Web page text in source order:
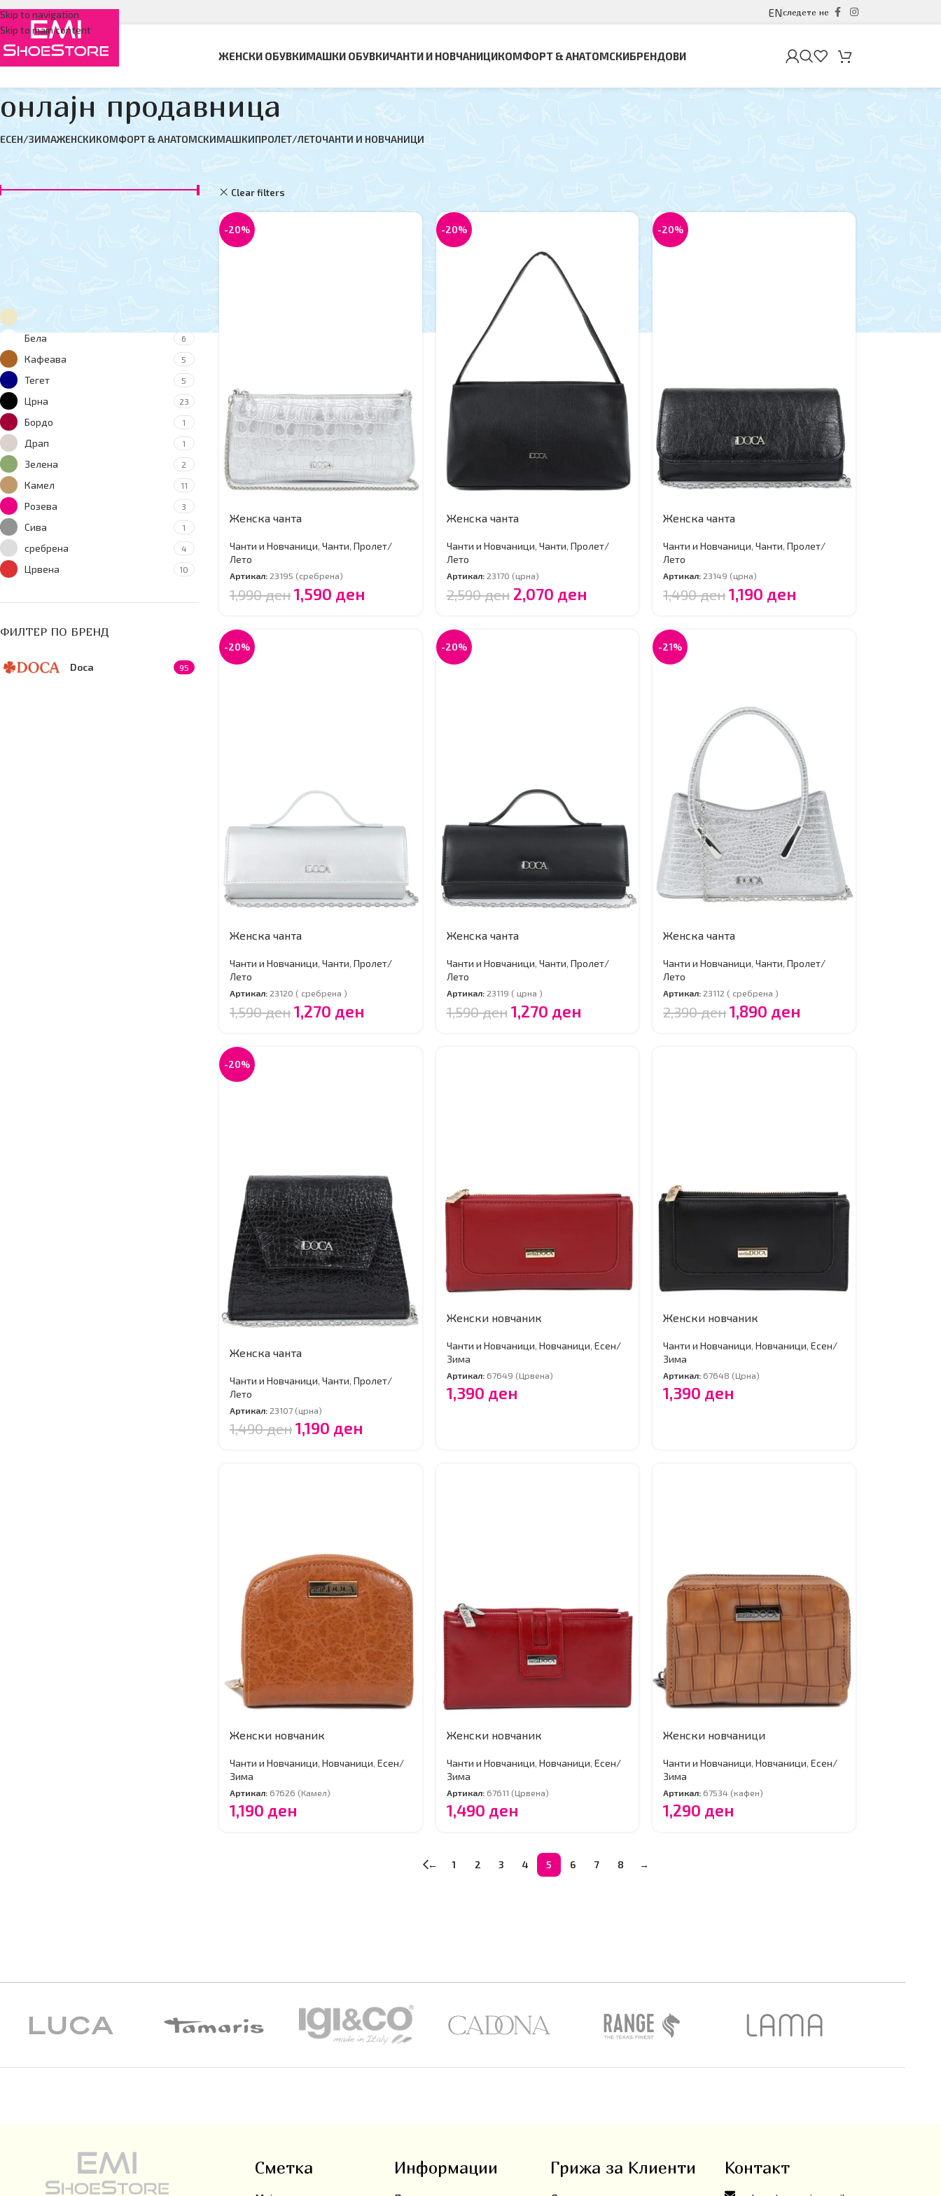
Skip to navigation
Skip to main content
ENследете не
ЖЕНСКИ ОБУВКИМАШКИ ОБУВКИЧАНТИ И НОВЧАНИЦИКОМФОРТ & АНАТОМСКИБРЕНДОВИ
онлајн продавница
ЕСЕН/ЗИМАЖЕНСКИКОМФОРТ & АНАТОМСКИМАШКИПРОЛЕТ/ЛЕТОЧАНТИ И НОВЧАНИЦИ
ФИЛТЕР ПО БОЈА
Бела 6
Кафеава 5
Тегет 5
Црна 23
Бордо 1
Драп 1
Зелена 2
Камел 11
Розева 3
Сива 1
сребрена 4
Црвена 10
ФИЛТЕР ПО БРЕНД
Doca 95
Clear filters
-20%
Женска чанта
Чанти и Новчаници, Чанти, Пролет/
Лето
Артикал:23195 (сребрена)
1,990ден 1,590 ден
-20%
Женска чанта
Чанти и Новчаници, Чанти, Пролет/
Лето
Артикал:23170 (црна)
2,590ден 2,070 ден
-20%
Женска чанта
Чанти и Новчаници, Чанти, Пролет/
Лето
Артикал:23149 (црна)
1,490ден 1,190 ден
-20%
Женска чанта
Чанти и Новчаници, Чанти, Пролет/
Лето
Артикал:23120 ( сребрена )
1,590ден 1,270 ден
-20%
Женска чанта
Чанти и Новчаници, Чанти, Пролет/
Лето
Артикал:23119 ( црна )
1,590ден 1,270 ден
-21%
Женска чанта
Чанти и Новчаници, Чанти, Пролет/
Лето
Артикал:23112 ( сребрена )
2,390ден 1,890 ден
-20%
Женска чанта
Чанти и Новчаници, Чанти, Пролет/
Лето
Артикал:23107 (црна)
1,490ден 1,190 ден
Женски новчаник
Чанти и Новчаници, Новчаници, Есен/
Зима
Артикал: 67649 (Црвена)
1,390 ден
Женски новчаник
Чанти и Новчаници, Новчаници, Есен/
Зима
Артикал: 67648 (Црна)
1,390 ден
Женски новчаник
Чанти и Новчаници, Новчаници, Есен/
Зима
Артикал: 67626 (Камел)
1,190 ден
Женски новчаник
Чанти и Новчаници, Новчаници, Есен/
Зима
Артикал: 67611 (Црвена)
1,490 ден
Женски новчаници
Чанти и Новчаници, Новчаници, Есен/
Зима
Артикал: 67534 (кафен)
1,290 ден
← 1 2 3 4 5 6 7 8 →
Сметка Информации Грижа за Клиенти Контакт